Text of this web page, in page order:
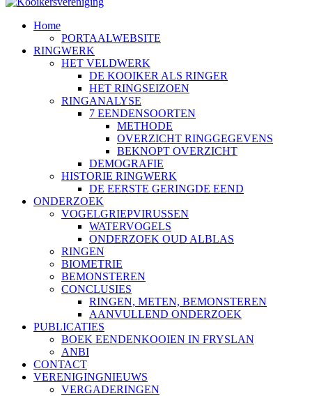
Home
PORTAALWEBSITE
RINGWERK
HET VELDWERK
DE KOOIKER ALS RINGER
HET RINGSEIZOEN
RINGANALYSE
7 EENDENSOORTEN
METHODE
OVERZICHT RINGGEGEVENS
BEKNOPT OVERZICHT
DEMOGRAFIE
HISTORIE RINGWERK
DE EERSTE GERINGDE EEND
ONDERZOEK
VOGELGRIEPVIRUSSEN
WATERVOGELS
ONDERZOEK OUD ALBLAS
RINGEN
BIOMETRIE
BEMONSTEREN
CONCLUSIES
RINGEN, METEN, BEMONSTEREN
AANVULLEND ONDERZOEK
PUBLICATIES
BOEK EENDENKOOIEN IN FRYSLAN
ANBI
CONTACT
VERENIGINGNIEUWS
VERGADERINGEN